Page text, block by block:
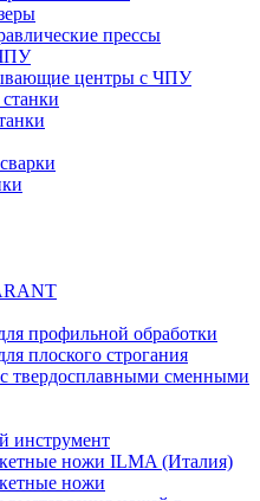
прессы
центры с ЧПУ
профильной обработки
плоского строгания
твердосплавными сменными
инструмент
ножи ILMA (Италия)
ножи